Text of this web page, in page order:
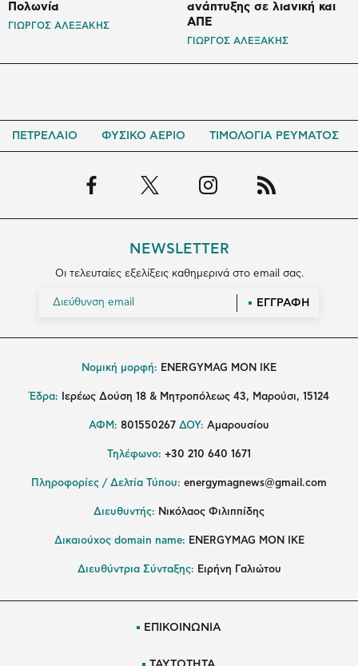
Πολωνία
ΓΙΩΡΓΟΣ ΑΛΕΞΑΚΗΣ
ανάπτυξης σε λιανική και
ΑΠΕ
ΓΙΩΡΓΟΣ ΑΛΕΞΑΚΗΣ
ΠΕΤΡΕΛΑΙΟ ΦΥΣΙΚΟ ΑΕΡΙΟ ΤΙΜΟΛΟΓΙΑ ΡΕΥΜΑΤΟΣ
NEWSLETTER
Οι τελευταίες εξελίξεις καθημερινά στο email σας.
ΕΓΓΡΑΦΗ
Νομική μορφή: ENERGYMAG MON IKE
Έδρα: Ιερέως Δούση 18 & Μητροπόλεως 43, Μαρούσι, 15124
ΑΦΜ: 801550267 ΔΟΥ: Αμαρουσίου
Τηλέφωνο: +30 210 640 1671
Πληροφορίες / Δελτία Τύπου: energymagnews@gmail.com
Διευθυντής: Νικόλαος Φιλιππίδης
Δικαιούχος domain name: ENERGYMAG ΜΟΝ ΙΚΕ
Διευθύντρια Σύνταξης: Ειρήνη Γαλιώτου
ΕΠΙΚΟΙΝΩΝΙΑ